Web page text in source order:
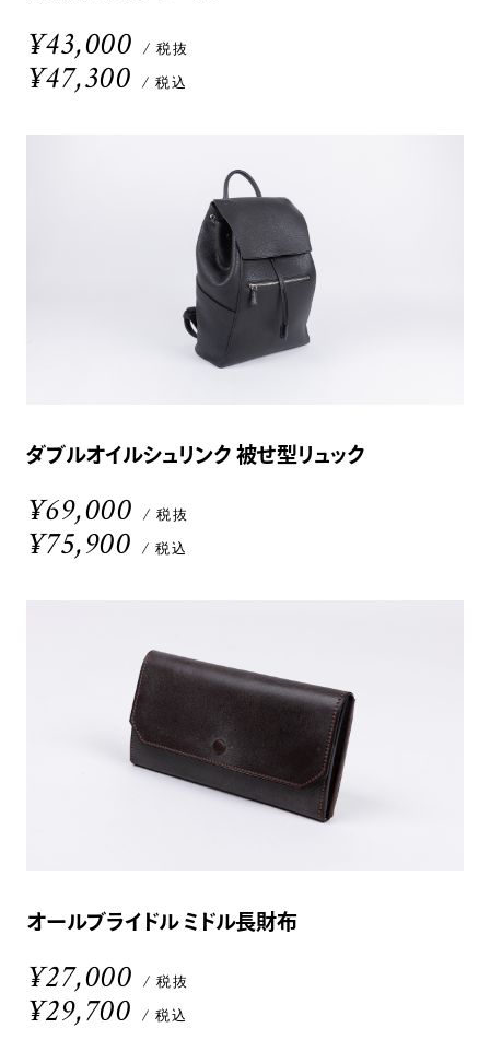
¥43,000 / 税抜
¥47,300 / 税込
ダブルオイルシュリンク 被せ型リュック
¥69,000 / 税抜
¥75,900 / 税込
オールブライドル ミドル長財布
¥27,000 / 税抜
¥29,700 / 税込